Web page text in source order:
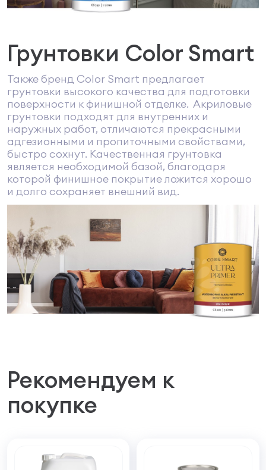
Грунтовки Color Smart
Также бренд Color Smart предлагает
грунтовки высокого качества для подготовки
поверхности к финишной отделке. Акриловые
грунтовки подходят для внутренних и
наружных работ, отличаются прекрасными
адгезионными и пропиточными свойствами,
быстро сохнут. Качественная грунтовка
является необходимой базой, благодаря
которой финишное покрытие ложится хорошо
и долго сохраняет внешний вид.
Рекомендуем к
покупке